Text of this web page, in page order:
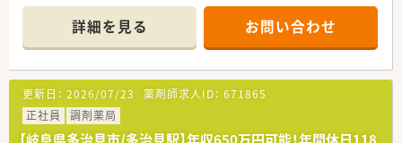
★充実した福利厚生でしっかりとサポート！
・社長自身も産休育休を取得して復帰、女性が長く働き続けられ
る企業を目指しています。
・育休はお子様が3歳になる迄、時短制度はお子様が小学生にな
る迄延長する事が可能です。
・有休は、みんなで助け合い取得するという社風なので取得率は
80%以上と高い水準です。
・会社負担のeラーニング研修も豊富にあり、薬剤師や社会人と
しての知識を身に付けれます。
【店舗情報と応需状況について】
■多治見駅から徒歩15分ほどの立地にあり、通勤にはマイカー
の利用も可能で通いやすい環境が整っています。
■隣接する眼科クリニックからの処方箋を1日約70枚応需して
おり、眼科領域の専門知識を深められる環境です。
■約800品目の医薬品を取り揃えており、薬剤師4名と事務員3名
の体制で協力しながら業務を行っています。
詳細を見る お問い合わせ
更新日： 2026/07/23 薬剤師求人ID： 671865
正社員
調剤薬局